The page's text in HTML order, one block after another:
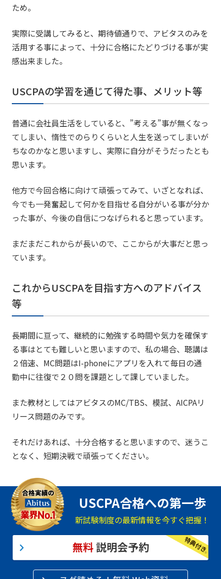
ため。
実際に受講してみると、期待値通りで、アビタスのみを
活用する事によって、十分に合格にたどりづける事が実
感出来ました。
USCPAの学習を通じて得た事、メリット等
普通に会社員生活をしていると、”考える”事が無くなっ
てしまい、惰性でのらりくらいと人生を送ってしまいが
ちなのかなと思いますし、実際に自分がそうだったとも
思います。
他方で今回合格に向けて頑張ってみて、いざとなれば、
今でも一発奮起して何かを目指せる自分がいる事が分か
った事が、今後の自信につなげられると思っています。
まだまだこれからが長いので、ここからが大事だと思っ
ています。
これからUSCPAを目指す方へのアドバイス
等
長期間に亘って、継続的に勉強する時間や気力を確保す
る事はとても難しいと思いますので、私の場合、聴講は
２倍速、MC問題はI-phoneにアプリを入れて毎日の通
勤中に往復で２０問を課題として課していました。
また教材としてはアビタスのMC/TBS、模試、AICPAリ
リース問題のみです。
それだけあれば、十分合格すると思いますので、迷うこ
となく、短期決戦で頑張ってください。
USCPA合格への第一歩
新試験制度の最新情報を今すぐ把握！